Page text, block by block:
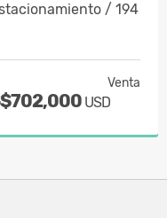
/ 194
Venta
USD